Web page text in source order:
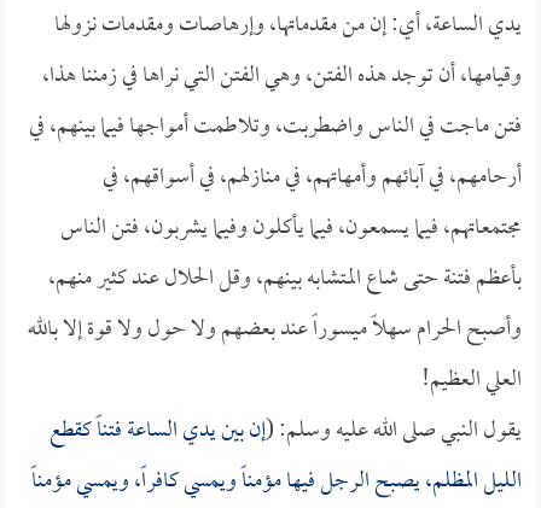
يدي الساعة، أي: إن من مقدماتها، وإرهاصات ومقدمات نزولها
وقيامها، أن توجد هذه الفتن، وهي الفتن التي نراها في زمننا هذا،
فتن ماجت في الناس واضطربت، وتلاطمت أمواجها فيما بينهم، في
أرحامهم، في آبائهم وأمهاتهم، في منازلهم، في أسواقهم، في
مجتمعاتهم، فيما يسمعون، فيما يأكلون وفيما يشربون، فتن الناس
بأعظم فتنة حتى شاع المتشابه بينهم، وقل الحلال عند كثير منهم،
وأصبح الحرام سهلاً ميسوراً عند بعضهم ولا حول ولا قوة إلا بالله
العلي العظيم!
يقول النبي صلى الله عليه وسلم: (إن بين يدي الساعة فتناً كقطع
الليل المظلم، يصبح الرجل فيها مؤمناً ويمسي كافراً، ويمسي مؤمناً